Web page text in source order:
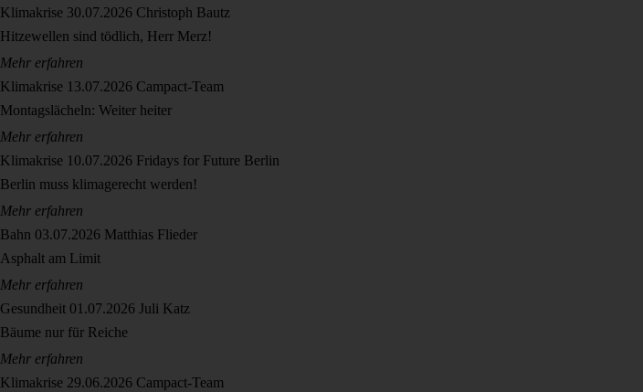
Klimakrise 30.07.2026 Christoph Bautz
Hitzewellen sind tödlich, Herr Merz!
Mehr erfahren
Klimakrise 13.07.2026 Campact-Team
Montagslächeln: Weiter heiter
Mehr erfahren
Klimakrise 10.07.2026 Fridays for Future Berlin
Berlin muss klimagerecht werden!
Mehr erfahren
Bahn 03.07.2026 Matthias Flieder
Asphalt am Limit
Mehr erfahren
Gesundheit 01.07.2026 Juli Katz
Bäume nur für Reiche
Mehr erfahren
Klimakrise 29.06.2026 Campact-Team